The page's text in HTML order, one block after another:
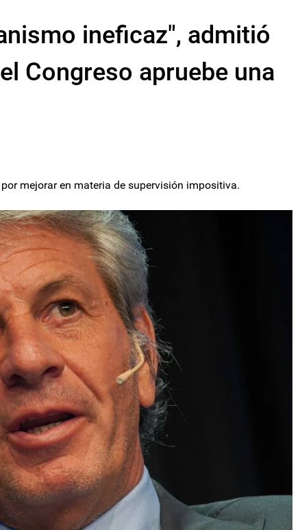
ineficaz", admitió
Congreso apruebe una
mejorar en materia de supervisión impositiva.